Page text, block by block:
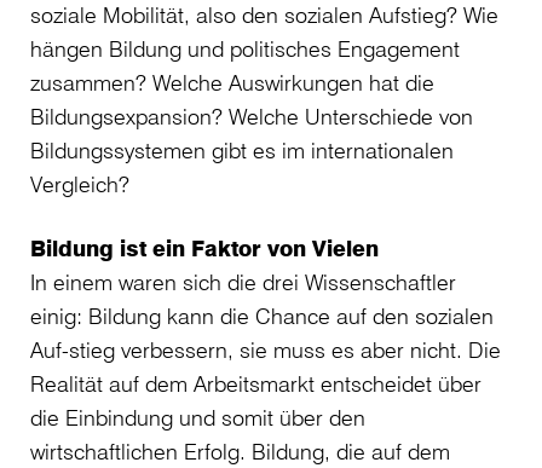
soziale Mobilität, also den sozialen Aufstieg? Wie
hängen Bildung und politisches Engagement
zusammen? Welche Auswirkungen hat die
Bildungsexpansion? Welche Unterschiede von
Bildungssystemen gibt es im internationalen
Vergleich?
Bildung ist ein Faktor von Vielen
In einem waren sich die drei Wissenschaftler
einig: Bildung kann die Chance auf den sozialen
Auf-stieg verbessern, sie muss es aber nicht. Die
Realität auf dem Arbeitsmarkt entscheidet über
die Einbindung und somit über den
wirtschaftlichen Erfolg. Bildung, die auf dem